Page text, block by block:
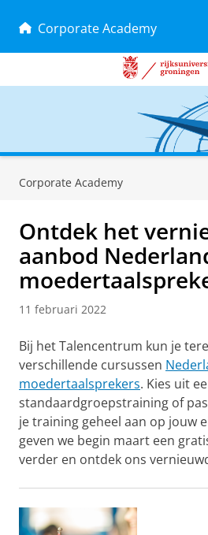
Corporate Academy
Corporate Academy
Ontdek het
aanbod
11 februari 2022
Bij het Talencentrum kun je
verschillende cursussen
moedertaalsprekers. Kies uit
standaardgroepstraining of
je training geheel aan op jouw
geven we begin maart een
verder en ontdek ons